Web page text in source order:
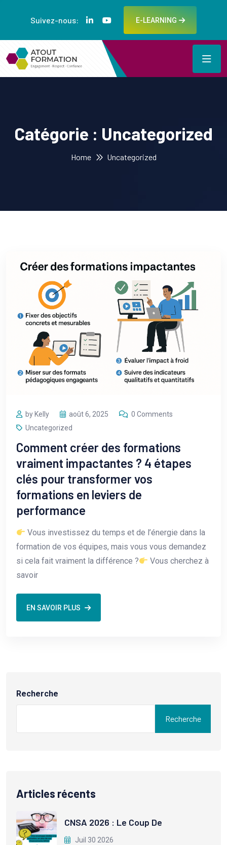
Suivez-nous: E-LEARNING
Catégorie : Uncategorized
Home Uncategorized
by Kelly août 6, 2025
0 Comments
Uncategorized
Comment créer des formations
vraiment impactantes ? 4 étapes
clés pour transformer vos
formations en leviers de
performance
Vous investissez du temps et de l’énergie dans la
formation de vos équipes, mais vous vous demandez
si cela fait vraiment la différence ?
Vous cherchez à
savoir
EN SAVOIR PLUS
Recherche
Recherche
Articles récents
CNSA 2026 : Le Coup De
Juil 30 2026